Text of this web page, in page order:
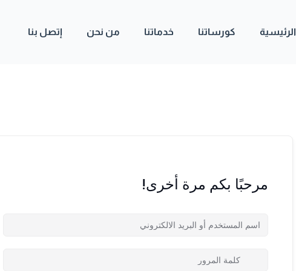
الرئيسية كورساتنا خدماتنا من نحن إتصل بنا
مرحبًا بكم مرة أخرى!